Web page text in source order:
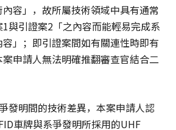
容」，故所屬技術領域中具有通常
與引證案2「之內容而能輕易完成系
」；即引證案間如有關連性時即有
申請人無法明確推翻審查官結合二
發明間的技術差異，本案申請人認
車牌與系爭發明所採用的UHF